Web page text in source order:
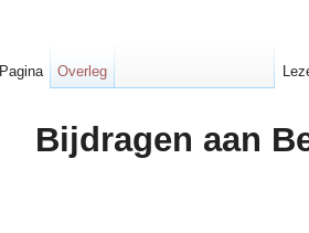
Bijdragen aan
Pagina Overleg